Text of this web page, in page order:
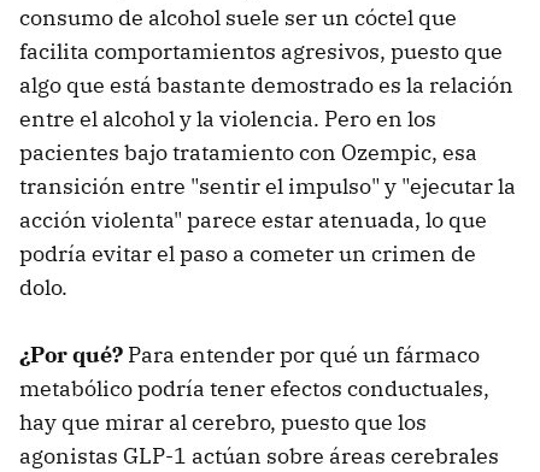
consumo de alcohol suele ser un cóctel que
facilita comportamientos agresivos, puesto que
algo que está bastante demostrado es la relación
entre el alcohol y la violencia. Pero en los
pacientes bajo tratamiento con Ozempic, esa
transición entre "sentir el impulso" y "ejecutar la
acción violenta" parece estar atenuada, lo que
podría evitar el paso a cometer un crimen de
dolo.
¿Por qué? Para entender por qué un fármaco
metabólico podría tener efectos conductuales,
hay que mirar al cerebro, puesto que los
agonistas GLP-1 actúan sobre áreas cerebrales